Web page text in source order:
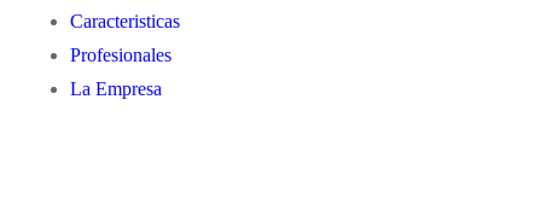
Caracteristicas
Profesionales
La Empresa